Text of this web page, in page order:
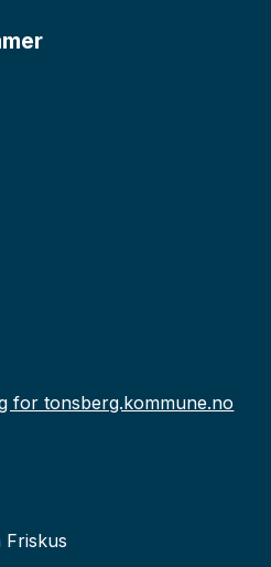
for tonsberg.kommune.no
Friskus